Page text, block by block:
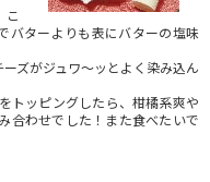
こ
バターよりも表にバターの塩味
ズがジュワ〜ッとよく染み込ん
トッピングしたら、柑橘系爽や
合わせでした！また食べたいで